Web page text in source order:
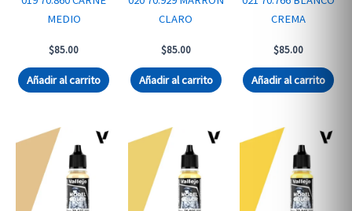
MEDIO
$85.00
Añadir al carrito
CLARO
$85.00
Añadir al carrito
CREMA
$85.00
Añadir al carrito